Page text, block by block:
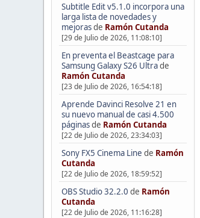
Subtitle Edit v5.1.0 incorpora una
larga lista de novedades y
mejorasde Ramón Cutanda
[29 de Julio de 2026, 11:08:10]
En preventa el Beastcage para
Samsung Galaxy S26 Ultrade
Ramón Cutanda
[23 de Julio de 2026, 16:54:18]
Aprende Davinci Resolve 21 en
su nuevo manual de casi 4.500
páginasde Ramón Cutanda
[22 de Julio de 2026, 23:34:03]
Sony FX5 Cinema Line de Ramón
Cutanda
[22 de Julio de 2026, 18:59:52]
OBS Studio 32.2.0 de Ramón
Cutanda
[22 de Julio de 2026, 11:16:28]